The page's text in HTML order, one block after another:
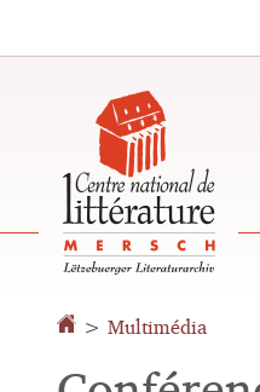
de
> Multimédia